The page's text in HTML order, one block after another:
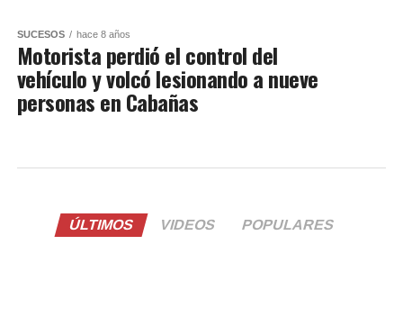
SUCESOS hace 8 años
Motorista perdió el control del
vehículo y volcó lesionando a nueve
personas en Cabañas
ÚLTIMOS VIDEOS POPULARES